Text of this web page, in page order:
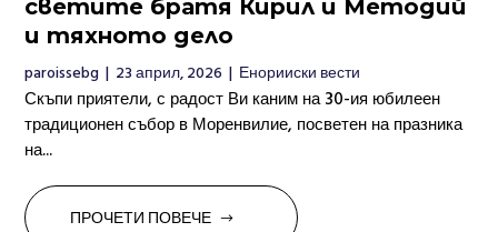
светите братя Кирил и Методий
и тяхното дело
paroissebg | 23 април, 2026 | Енорииски вести
Скъпи приятели, с радост Ви каним на 30-ия юбилеен
традиционен събор в Моренвилие, посветен на празника
на...
ПРОЧЕТИ ПОВЕЧЕ